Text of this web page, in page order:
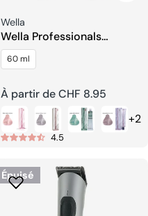
Fournisseur:
Wella
Wella Professionals
Instamatic By Color Touch
Coloration des cheveux
60 ml
Prix
habituel
À partir de CHF 8.95
+2
4.5
Épuisé